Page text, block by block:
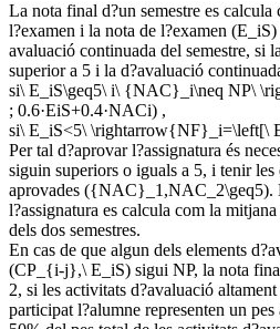
La nota final d?un semestre es
l?examen i la nota de l?examen
avaluació continuada del semestre, si
superior a 5 i la d?avaluació
si\ E_iS\geq5\ i\ {NAC}_i\neq NP\
; 0.6·EiS+0.4·NACi) ,
si\ E_iS<5\ \rightarrow{NF}_i=\left[\
Per tal d?aprovar l?assignatura és
siguin superiors o iguals a 5, i tenir les
aprovades ({NAC}_1,NAC_2\geq5).
l?assignatura es calcula com la
dels dos semestres.
En cas de que algun dels elements
(CP_{i-j},\ E_iS) sigui NP, la nota
2, si les activitats d?avaluació
participat l?alumne representen un